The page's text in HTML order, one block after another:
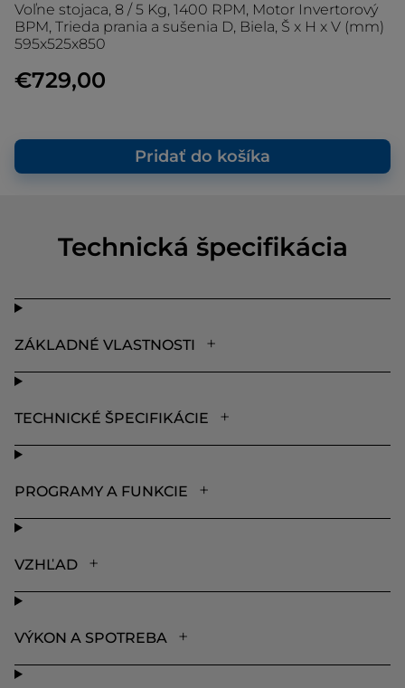
Voľne stojaca, 8 / 5 Kg, 1400 RPM, Motor Invertorový
BPM, Trieda prania a sušenia D, Biela, Š x H x V (mm)
595x525x850
€729,00
Pridať do košíka
Technická špecifikácia
ZÁKLADNÉ VLASTNOSTI
TECHNICKÉ ŠPECIFIKÁCIE
PROGRAMY A FUNKCIE
VZHĽAD
VÝKON A SPOTREBA